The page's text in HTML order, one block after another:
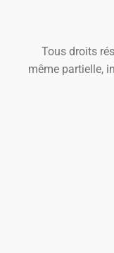
Tous droits
même partielle,